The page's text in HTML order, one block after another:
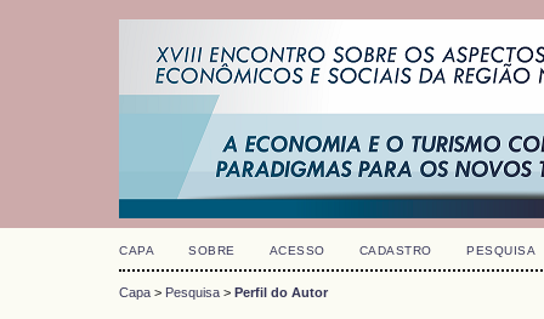
CAPA SOBRE ACESSO CADASTRO PESQUISA
Capa > Pesquisa > Perfil do Autor